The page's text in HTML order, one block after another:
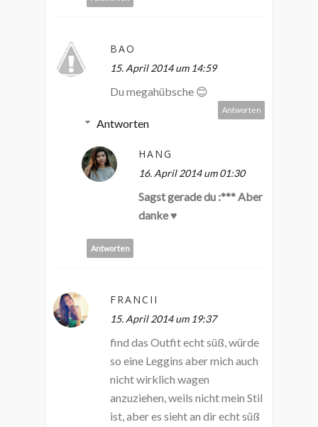
BAO
15. April 2014 um 14:59
Du megahübsche 😊
Antworten
Antworten
HANG
16. April 2014 um 01:30
Sagst gerade du :*** Aber
danke ♥
Antworten
FRANCII
15. April 2014 um 19:37
find das Outfit echt süß, würde
so eine Leggins aber mich auch
nicht wirklich wagen
anzuziehen, weils nicht mein Stil
ist, aber es sieht an dir echt süß